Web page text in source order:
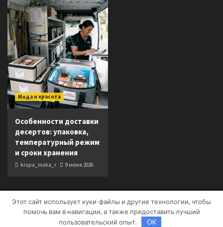
Мода и красота
Особенности доставки
десертов: упаковка,
температурный режим
и сроки хранения
krupa_muka_r 9 июня 2026
Copyright © Все права защищены.|CoverNewsот AF
themes.
Этот сайт использует куки-файлы и другие технологии, чтобы
помочь вам в навигации, а также предоставить лучший
пользовательский опыт.
OK